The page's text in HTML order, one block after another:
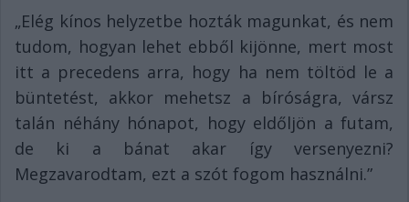
„Elég kínos helyzetbe hozták magunkat, és nem
tudom, hogyan lehet ebből kijönne, mert most
itt a precedens arra, hogy ha nem töltöd le a
büntetést, akkor mehetsz a bíróságra, vársz
talán néhány hónapot, hogy eldőljön a futam,
de ki a bánat akar így versenyezni?
Megzavarodtam, ezt a szót fogom használni.”